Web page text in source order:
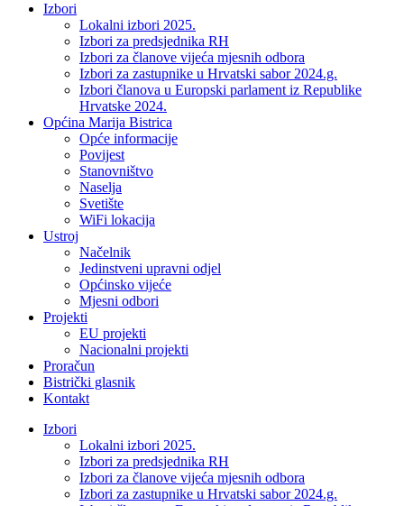
Izbori
Lokalni izbori 2025.
Izbori za predsjednika RH
Izbori za članove vijeća mjesnih odbora
Izbori za zastupnike u Hrvatski sabor 2024.g.
Izbori članova u Europski parlament iz Republike
Hrvatske 2024.
Općina Marija Bistrica
Opće informacije
Povijest
Stanovništvo
Naselja
Svetište
WiFi lokacija
Ustroj
Načelnik
Jedinstveni upravni odjel
Općinsko vijeće
Mjesni odbori
Projekti
EU projekti
Nacionalni projekti
Proračun
Bistrički glasnik
Kontakt
Izbori
Lokalni izbori 2025.
Izbori za predsjednika RH
Izbori za članove vijeća mjesnih odbora
Izbori za zastupnike u Hrvatski sabor 2024.g.